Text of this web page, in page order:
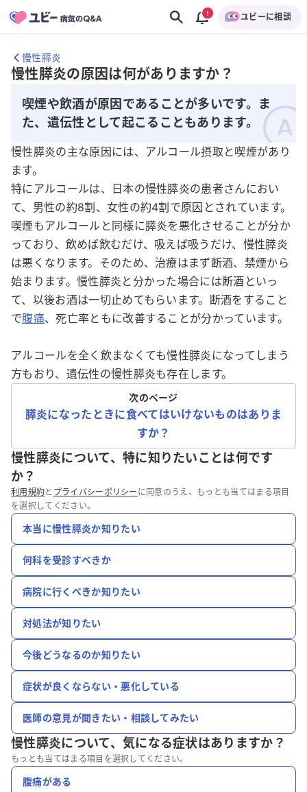
ユビーに相談
慢性膵炎
慢性膵炎の原因は何がありますか？
喫煙や飲酒が原因であることが多いです。ま
た、遺伝性として起こることもあります。
慢性膵炎の主な原因には、アルコール摂取と喫煙があり
ます。
特にアルコールは、日本の慢性膵炎の患者さんにおい
て、男性の約8割、女性の約4割で原因とされています。
喫煙もアルコールと同様に膵炎を悪化させることが分か
っており、飲めば飲むだけ、吸えば吸うだけ、慢性膵炎
は悪くなります。そのため、治療はまず断酒、禁煙から
始まります。慢性膵炎と分かった場合には断酒といっ
て、以後お酒は一切止めてもらいます。断酒をすること
で腹痛、死亡率ともに改善することが分かっています。
アルコールを全く飲まなくても慢性膵炎になってしまう
方もおり、遺伝性の慢性膵炎も存在します。
次のページ
膵炎になったときに食べてはいけないものはありま
すか？
慢性膵炎について、特に知りたいことは何です
か？
利用規約と プライバシーポリシー に同意のうえ、もっとも当てはまる項目
を選択してください。
本当に慢性膵炎か知りたい
何科を受診すべきか
病院に行くべきか知りたい
対処法が知りたい
今後どうなるのか知りたい
症状が良くならない・悪化している
医師の意見が聞きたい・相談してみたい
慢性膵炎について、 気になる症状はありますか？
もっとも当てはまる項目を選択してください。
腹痛がある